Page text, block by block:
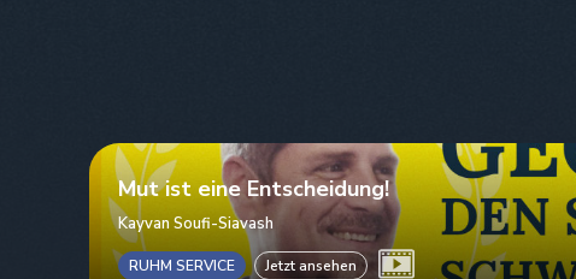
Mut ist eine Entscheidung!
Kayvan Soufi-Siavash
RUHM SERVICE Jetzt ansehen